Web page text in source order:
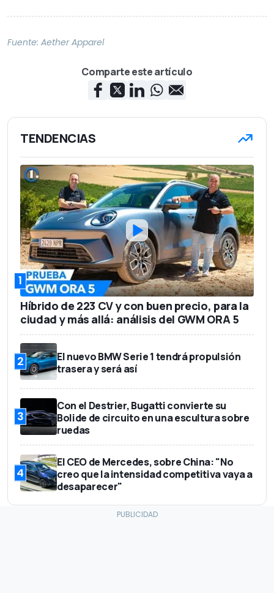
Fuente: Aether Apparel
Comparte este artículo
TENDENCIAS
1
Híbrido de 223 CV y con buen precio, para la
ciudad y más allá: análisis del GWM ORA 5
2
El nuevo BMW Serie 1 tendrá propulsión
trasera y será así
3
Con el Destrier, Bugatti convierte su
Bolide de circuito en una escultura sobre
ruedas
4
El CEO de Mercedes, sobre China: "No
creo que la intensidad competitiva vaya a
desaparecer"